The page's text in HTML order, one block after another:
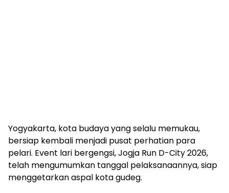
Yogyakarta, kota budaya yang selalu memukau,
bersiap kembali menjadi pusat perhatian para
pelari. Event lari bergengsi, Jogja Run D-City 2026,
telah mengumumkan tanggal pelaksanaannya, siap
menggetarkan aspal kota gudeg.